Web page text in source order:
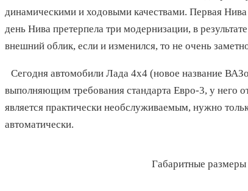
динамическими и ходовыми качествами. Первая
день Нива претерпела три модернизации, в
внешний облик, если и изменился, то не очень
Сегодня автомобили Лада 4х4 (новое название
выполняющим требования стандарта Евро-3, у него
является практически необслуживаемым, нужно
автоматически.
Габаритные размеры